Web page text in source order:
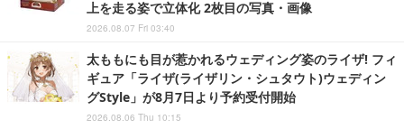
上を走る姿で立体化 2枚目の写真・画像
2026.08.07 Fri 03:40
太ももにも目が惹かれるウェディング姿のライザ! フィ
ギュア「ライザ(ライザリン・シュタウト)ウェディン
グStyle」が8月7日より予約受付開始
2026.08.06 Thu 10:15